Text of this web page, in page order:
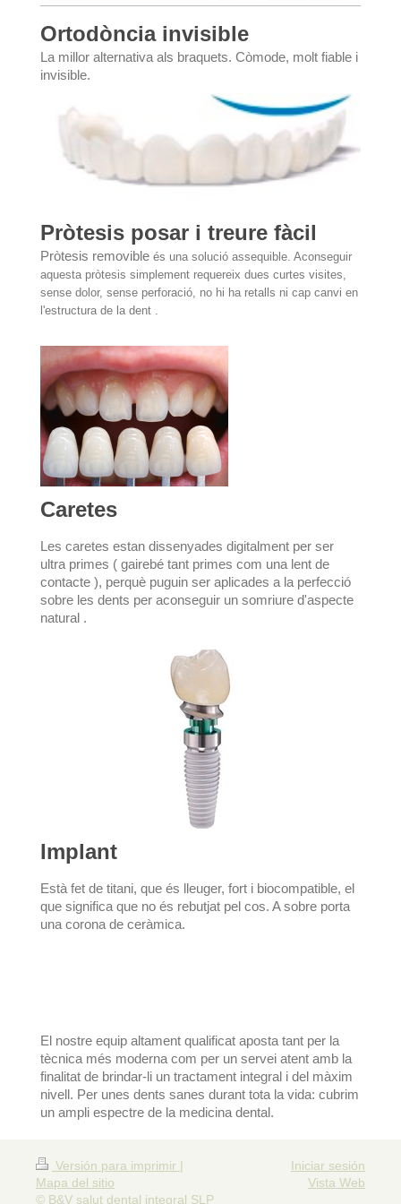
Ortodòncia invisible
La millor alternativa als braquets. Còmode, molt fiable i
invisible.
Pròtesis posar i treure fàcil
Pròtesis removible és una solució assequible. Aconseguir
aquesta pròtesis simplement requereix dues curtes visites,
sense dolor, sense perforació, no hi ha retalls ni cap canvi en
l'estructura de la dent .
Caretes
Les caretes estan dissenyades digitalment per ser
ultra primes ( gairebé tant primes com una lent de
contacte ), perquè puguin ser aplicades a la perfecció
sobre les dents per aconseguir un somriure d'aspecte
natural .
Implant
Està fet de titani, que és lleuger, fort i biocompatible, el
que significa que no és rebutjat pel cos. A sobre porta
una corona de ceràmica.
El nostre equip altament qualificat aposta tant per la
tècnica més moderna com per un servei atent amb la
finalitat de brindar-li un tractament integral i del màxim
nivell. Per unes dents sanes durant tota la vida: cubrim
un ampli espectre de la medicina dental.
Versión para imprimir |
Mapa del sitio
© B&V salut dental integral SLP
Iniciar sesión
Vista Web